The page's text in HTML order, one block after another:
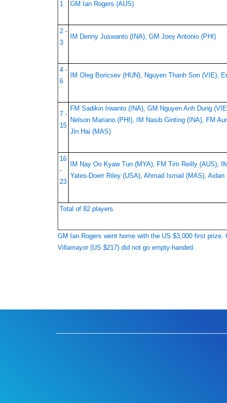
1 GM Ian Rogers (AUS)
2 -
3
IM Denny Juswanto (INA), GM Joey Antonio (PHI)
4 -
6
IM Oleg Boricsev (HUN), Nguyen Thanh Son (VIE),
7 -
15
FM Sadikin Irwanto (INA), GM Nguyen Anh Dung
Nelson Mariano (PHI), IM Nasib Ginting (INA), FM
Jin Hai (MAS)
16
-
23
IM Nay Oo Kyaw Tun (MYA), FM Tim Reilly (AUS),
Yates-Doerr Riley (USA), Ahmad Ismail (MAS), Aidan
Total of 82 players
GM Ian Rogers went home with the US $3,000 first
Villamayor (US $217) did not go empty-handed.